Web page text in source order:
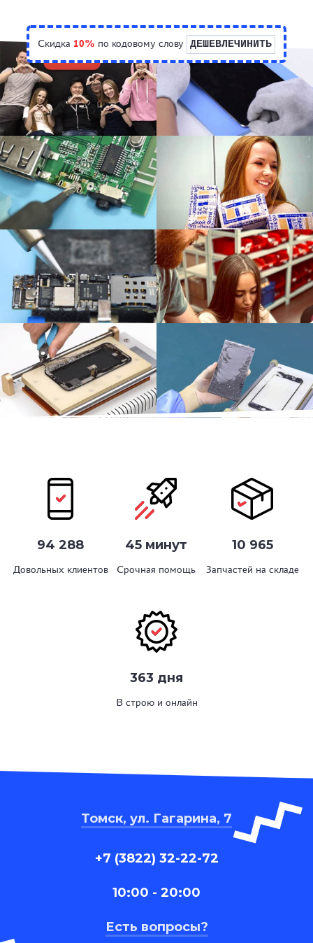
Скидка 10% по кодовому слову ДЕШЕВЛЕЧИНИТЬ
94 288
Довольных клиентов
45 минут
Срочная помощь
10 965
Запчастей на складе
363 дня
В строю и онлайн
Томск, ул. Гагарина, 7
+7 (3822) 32-22-72
10:00 - 20:00
Есть вопросы?